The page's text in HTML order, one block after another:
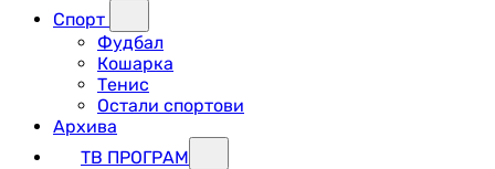
Спорт
Фудбал
Кошарка
Тенис
Остали спортови
Архива
ТВ ПРОГРАМ